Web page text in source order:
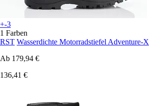
+-3
1 Farben
RST Wasserdichte Motorradstiefel Adventure-X
Ab 179,94 €
136,41 €